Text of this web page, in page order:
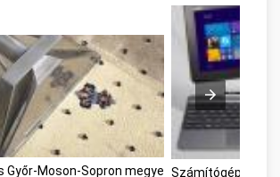
Moson-Sopron megye Számítógép